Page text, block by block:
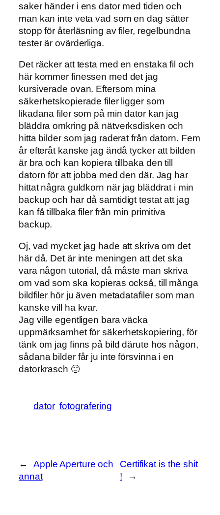
saker händer i ens dator med tiden och
man kan inte veta vad som en dag sätter
stopp för återläsning av filer, regelbundna
tester är ovärderliga.
Det räcker att testa med en enstaka fil och
här kommer finessen med det jag
kursiverade ovan. Eftersom mina
säkerhetskopierade filer ligger som
likadana filer som på min dator kan jag
bläddra omkring på nätverksdisken och
hitta bilder som jag raderat från datorn. Fem
år efteråt kanske jag ändå tycker att bilden
är bra och kan kopiera tillbaka den till
datorn för att jobba med den där. Jag har
hittat några guldkorn när jag bläddrat i min
backup och har då samtidigt testat att jag
kan få tillbaka filer från min primitiva
backup.
Oj, vad mycket jag hade att skriva om det
här då. Det är inte meningen att det ska
vara någon tutorial, då måste man skriva
om vad som ska kopieras också, till många
bildfiler hör ju även metadatafiler som man
kanske vill ha kvar.
Jag ville egentligen bara väcka
uppmärksamhet för säkerhetskopiering, för
tänk om jag finns på bild därute hos någon,
sådana bilder får ju inte försvinna i en
datorkrasch 🙂
dator fotografering
←
Apple Aperture och
annat
Certifikat is the shit
!
→